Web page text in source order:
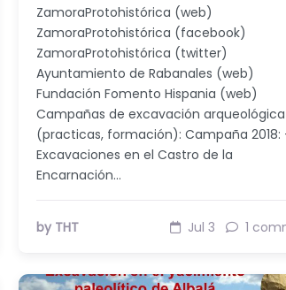
ZamoraProtohistórica (web)
ZamoraProtohistórica (facebook)
ZamoraProtohistórica (twitter)
Ayuntamiento de Rabanales (web)
Fundación Fomento Hispania (web)
Campañas de excavación arqueológica
(practicas, formación): Campaña 2018:
Excavaciones en el Castro de la
Encarnación…
by THT Jul 3 1